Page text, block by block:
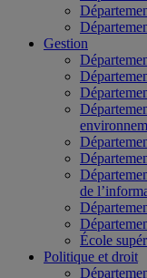
Gestion
de
École
Politique et droit